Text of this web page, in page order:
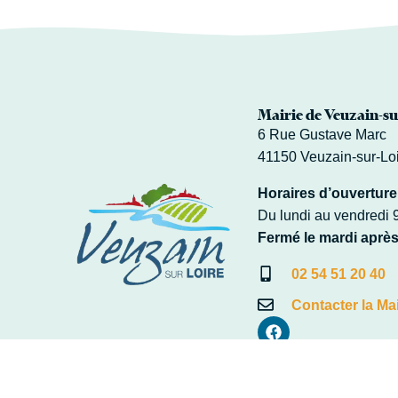
Mairie de Veuzain-
6 Rue Gustave Marc
41150 Veuzain-sur-
Horaires
Du lundi au vendredi
Fermé le mardi
02 54 51 20 40
Contacter la